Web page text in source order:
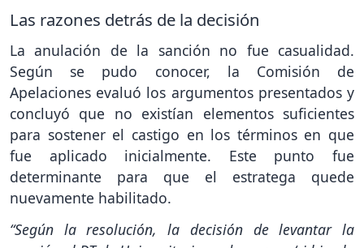
Las razones detrás de la decisión
La anulación de la sanción no fue casualidad.
Según se pudo conocer, la Comisión de
Apelaciones evaluó los argumentos presentados y
concluyó que no existían elementos suficientes
para sostener el castigo en los términos en que
fue aplicado inicialmente. Este punto fue
determinante para que el estratega quede
nuevamente habilitado.
“Según la resolución, la decisión de levantar la